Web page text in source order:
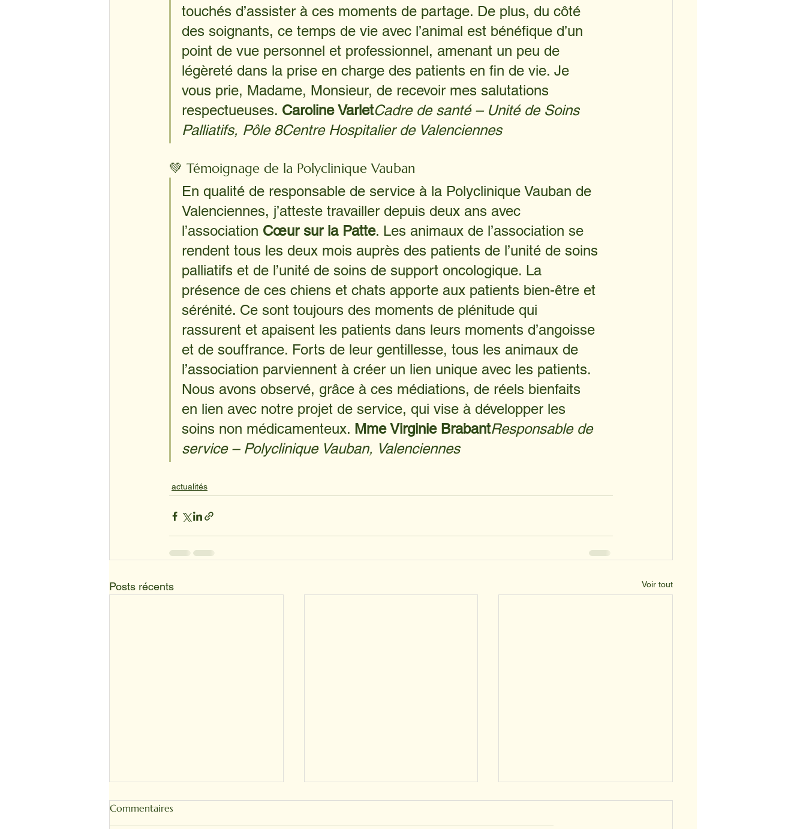
touchés d’assister à ces moments de partage. De plus, du côté
des soignants, ce temps de vie avec l’animal est bénéfique d’un
point de vue personnel et professionnel, amenant un peu de
légèreté dans la prise en charge des patients en fin de vie. Je
vous prie, Madame, Monsieur, de recevoir mes salutations
respectueuses. Caroline VarletCadre de santé – Unité de Soins
Palliatifs, Pôle 8Centre Hospitalier de Valenciennes
💚 Témoignage de la Polyclinique Vauban
En qualité de responsable de service à la Polyclinique Vauban de
Valenciennes, j’atteste travailler depuis deux ans avec
l’association Cœur sur la Patte. Les animaux de l’association se
rendent tous les deux mois auprès des patients de l’unité de soins
palliatifs et de l’unité de soins de support oncologique. La
présence de ces chiens et chats apporte aux patients bien-être et
sérénité. Ce sont toujours des moments de plénitude qui
rassurent et apaisent les patients dans leurs moments d’angoisse
et de souffrance. Forts de leur gentillesse, tous les animaux de
l’association parviennent à créer un lien unique avec les patients.
Nous avons observé, grâce à ces médiations, de réels bienfaits
en lien avec notre projet de service, qui vise à développer les
soins non médicamenteux. Mme Virginie BrabantResponsable de
service – Polyclinique Vauban, Valenciennes
actualités
Posts récents Voir tout
Commentaires